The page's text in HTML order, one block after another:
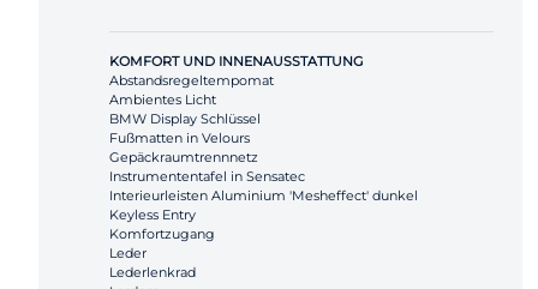
KOMFORT UND INNENAUSSTATTUNG
Abstandsregeltempomat
Ambientes Licht
BMW Display Schlüssel
Fußmatten in Velours
Gepäckraumtrennnetz
Instrumententafel in Sensatec
Interieurleisten Aluminium 'Mesheffect' dunkel
Keyless Entry
Komfortzugang
Leder
Lederlenkrad